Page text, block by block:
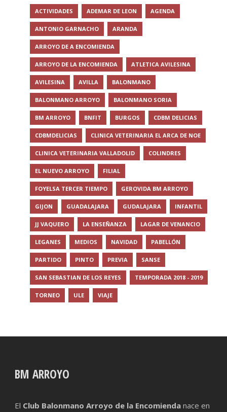
ACTIVIDADES ADEMAR DE LEON AGENDA
ANTONIO GARNACHO ARANDA
ARROYO DE A ENCOMIENDA
ARROYO DE LA ENCOMIENDA ATLETICA AVILESINA
AVILESINA AVILLA BALONMANO
BALONMANO ARROYO BALONMANO SORIA
BM ARROYO BNFIT BURGOS CDBM DELICIAS
CDBMDELICIAS CLINICA VETERINARIA EL ARCA DE NOE
CLINICA VETERINARIA VALLADOLID COLINDRES
EL NUEVO ARROYO FILIAL
FOYELSA TERCER TIEMPO GEROVIDA BM ARROYO
GIJON GUADALAJARA GUDALAJARA INFANTIL
JJ VAQUERO LA ENSEÑANZA LAGAR DE VENANCIO
LEGANES MEDIOS NAVIDAD PABELLÓN
PARTIDO PINTO PREVIA SANSE
SAN SEBASTIAN DE LOS REYES TEMPORADA 2018 - 2019
TORNEO ULE VIAJE
BM ARROYO
El Club Balonmano Arroyo de la Encomienda nace en